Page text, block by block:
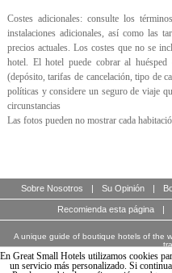
Costes adicionales: consulte los
instalaciones adicionales, así como las
precios actuales. Los costes que no se
hotel. El hotel puede cobrar al
(depósito, tarifas de cancelación, tipo de
políticas y considere un seguro de viaje
circunstancias
Las fotos pueden no mostrar cada
Sobre Nosotros | Su Opinión |
Recomienda esta página |
A unique guide of boutique hotels of the
© Copyright 2003 - 2026
En Great Small Hotels utilizamos cookies
un servicio más personalizado. Si